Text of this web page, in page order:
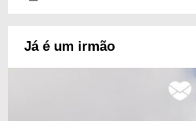
Já é um irmão